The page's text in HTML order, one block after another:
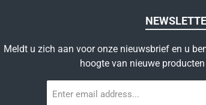
Meldt u zich aan voor onze nieuwsbrief en u
hoogte van nieuwe
mailadres